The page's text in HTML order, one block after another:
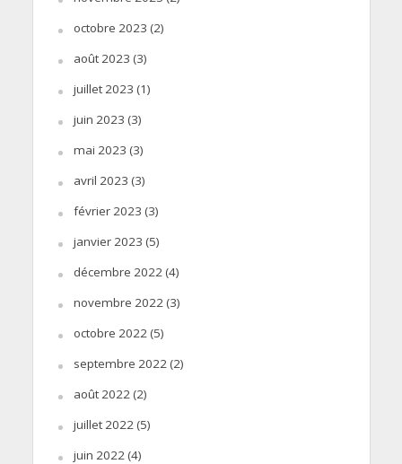
octobre 2023 (2)
août 2023 (3)
juillet 2023 (1)
juin 2023 (3)
mai 2023 (3)
avril 2023 (3)
février 2023 (3)
janvier 2023 (5)
décembre 2022(4)
novembre 2022(3)
octobre 2022(5)
septembre 2022(2)
août 2022(2)
juillet 2022(5)
juin 2022(4)